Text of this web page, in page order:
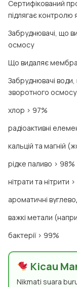
Сертифікований
підлягає контролю
Забруднювачі, що
осмосу
Що видаляє
Забруднювачі
зворотного
хлор > 97%
радіоактивні
кальцій та магній
рідке паливо > 98%
нітрати та нітрити
ароматичні
важкі метали
бактерії > 99%
Kicau
Nikmati suara